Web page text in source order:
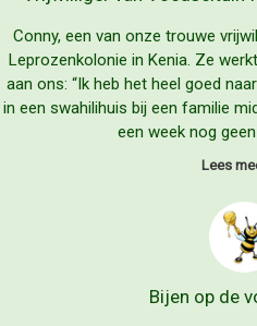
Conny, een van onze trouwe
Leprozenkolonie in Kenia. Ze
aan ons: “Ik heb het heel goed
in een swahilihuis bij een familie
een week nog
Lees
Bijen op de